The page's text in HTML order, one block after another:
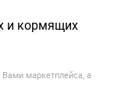
и кормящих
маркетплейса, а